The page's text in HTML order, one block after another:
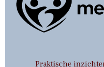
Praktische